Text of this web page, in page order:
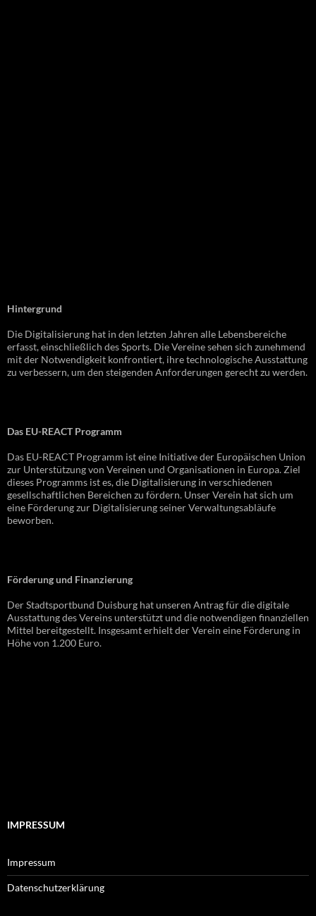
Hintergrund
Die Digitalisierung hat in den letzten Jahren alle Lebensbereiche
erfasst, einschließlich des Sports. Die Vereine sehen sich zunehmend
mit der Notwendigkeit konfrontiert, ihre technologische Ausstattung
zu verbessern, um den steigenden Anforderungen gerecht zu werden.
Das EU-REACT Programm
Das EU-REACT Programm ist eine Initiative der Europäischen Union
zur Unterstützung von Vereinen und Organisationen in Europa. Ziel
dieses Programms ist es, die Digitalisierung in verschiedenen
gesellschaftlichen Bereichen zu fördern. Unser Verein hat sich um
eine Förderung zur Digitalisierung seiner Verwaltungsabläufe
beworben.
Förderung und Finanzierung
Der Stadtsportbund Duisburg hat unseren Antrag für die digitale
Ausstattung des Vereins unterstützt und die notwendigen finanziellen
Mittel bereitgestellt. Insgesamt erhielt der Verein eine Förderung in
Höhe von 1.200 Euro.
IMPRESSUM
Impressum
Datenschutzerklärung